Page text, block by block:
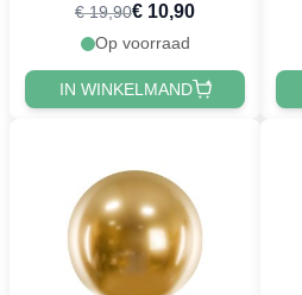
€ 19,90€ 10,90
Op voorraad
IN WINKELMAND